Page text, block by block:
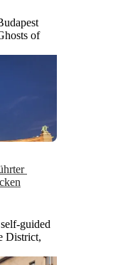
of
guided
District,